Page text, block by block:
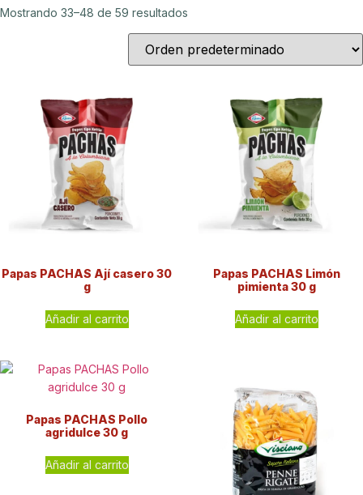
Mostrando 33–48 de 59 resultados
Papas PACHAS Ají casero 30
g
Añadir al carrito
Papas PACHAS Limón
pimienta 30 g
Añadir al carrito
Papas PACHAS Pollo
agridulce 30 g
Añadir al carrito